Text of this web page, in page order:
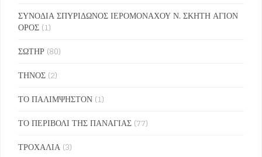
ΣΥΝΟΔΙΑ ΣΠΥΡΙΔΩΝΟΣ ΙΕΡΟΜΟΝΑΧΟΥ Ν. ΣΚΗΤΗ ΑΓΙΟΝ
ΟΡΟΣ (1)
ΣΩΤΗΡ (80)
ΤΗΝΟΣ (2)
ΤΟ ΠΑΛΙΜΨΗΣΤΟΝ (1)
ΤΟ ΠΕΡΙΒΟΛΙ ΤΗΣ ΠΑΝΑΓΙΑΣ (77)
ΤΡΟΧΑΛΙΑ (3)